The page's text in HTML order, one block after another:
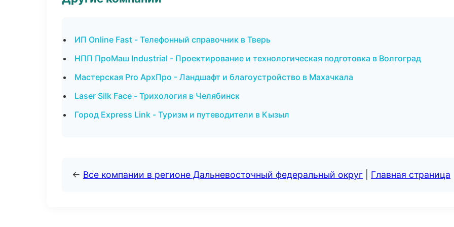
ИП Online Fast - Телефонный справочник в Тверь
НПП ПроМаш Industrial - Проектирование и технологическая подготовка в Волгоград
Мастерская Pro АрхПро - Ландшафт и благоустройство в Махачкала
Laser Silk Face - Трихология в Челябинск
Город Express Link - Туризм и путеводители в Кызыл
← Все компании в регионе Дальневосточный федеральный округ Главная страница